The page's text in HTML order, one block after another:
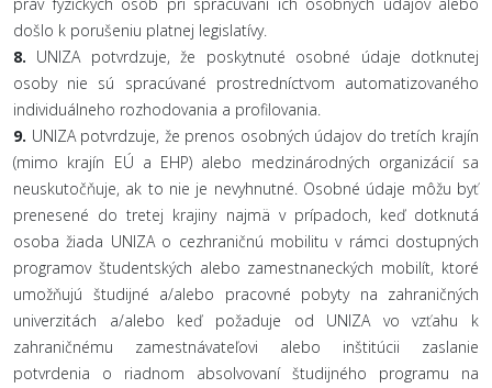
došlo k porušeniu platnej legislatívy.
8. UNIZA potvrdzuje, že poskytnuté osobné údaje dotknutej
osoby nie sú spracúvané prostredníctvom automatizovaného
individuálneho rozhodovania a profilovania.
9. UNIZA potvrdzuje, že prenos osobných údajov do tretích krajín
(mimo krajín EÚ a EHP) alebo medzinárodných organizácií sa
neuskutočňuje, ak to nie je nevyhnutné. Osobné údaje môžu byť
prenesené do tretej krajiny najmä v prípadoch, keď dotknutá
osoba žiada UNIZA o cezhraničnú mobilitu v rámci dostupných
programov študentských alebo zamestnaneckých mobilít, ktoré
umožňujú študijné a/alebo pracovné pobyty na zahraničných
univerzitách a/alebo keď požaduje od UNIZA vo vzťahu k
zahraničnému zamestnávateľovi alebo inštitúcii zaslanie
potvrdenia o riadnom absolvovaní študijného programu na